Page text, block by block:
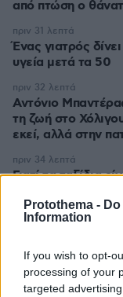
Protothema -
Information
If you wish to opt-
processing of your
targeted
από πτώση ο
Ένας γιατρός
υγεία μετά τα 50
πριν 31 λεπτά
Αντόνιο
τη ζωή στο
εκεί, αλλά στην
πριν 32 λεπτά
Γιατί τα ταξίδια
πριν 34 λεπτά